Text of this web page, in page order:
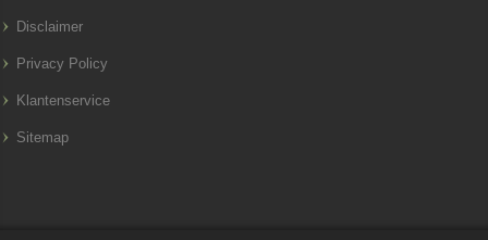
Disclaimer
Privacy Policy
Klantenservice
Sitemap